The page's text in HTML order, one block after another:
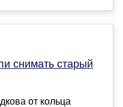
снимать старый
от кольца